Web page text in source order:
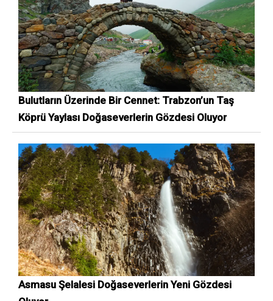
Bulutların Üzerinde Bir Cennet: Trabzon’un Taş
Köprü Yaylası Doğaseverlerin Gözdesi Oluyor
Asmasu Şelalesi Doğaseverlerin Yeni Gözdesi